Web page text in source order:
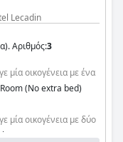
Lecadin
Αριθμός:3
μία οικογένεια με ένα
(No extra bed)
μία οικογένεια με δύο
Room